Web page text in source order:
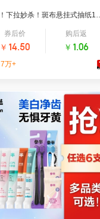
彭长！下拉妙
券后价
￥ 14.50
购后返
￥ 1.06
7万+